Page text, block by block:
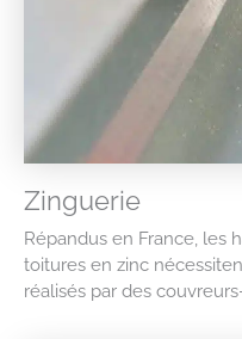
Zinguerie
Répandus en France, les
toitures en zinc
réalisés par des